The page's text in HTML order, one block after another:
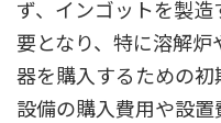
ず、インゴットを製
要となり、特に溶解
器を購入するための
設備の購入費用や設